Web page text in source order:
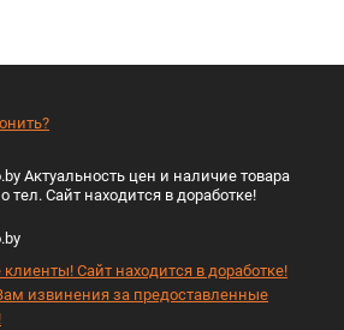
Актуальность цен и наличие товара
тел. Сайт находится в доработке!
Сайт находится в доработке!
извинения за предоставленные